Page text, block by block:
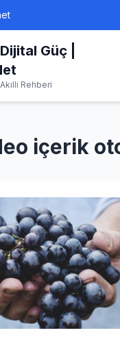
Güç |
Rehberi
içerik